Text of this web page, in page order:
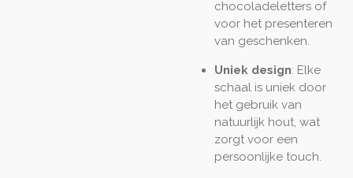
chocoladeletters of
voor het presenteren
van geschenken.
Uniek design: Elke
schaal is uniek door
het gebruik van
natuurlijk hout, wat
zorgt voor een
persoonlijke touch.